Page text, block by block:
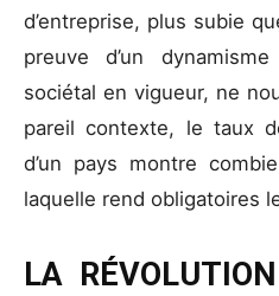
d’entreprise, plus subie
preuve d’un
sociétal en vigueur, ne
pareil contexte, le taux
d’un pays montre
laquelle rend obligatoires
LA